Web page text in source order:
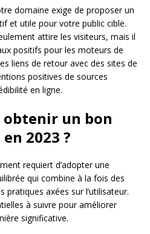
domaine exige de proposer un
et utile pour votre public cible.
attire les visiteurs, mais il
positifs pour les moteurs de
liens de retour avec des sites de
positives de sources
en ligne.
obtenir un bon
2023 ?
requiert d’adopter une
qui combine à la fois des
pratiques axées sur l’utilisateur.
à suivre pour améliorer
significative.